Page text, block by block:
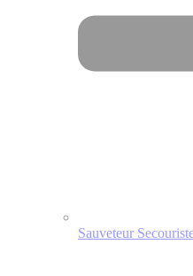
Sauveteur